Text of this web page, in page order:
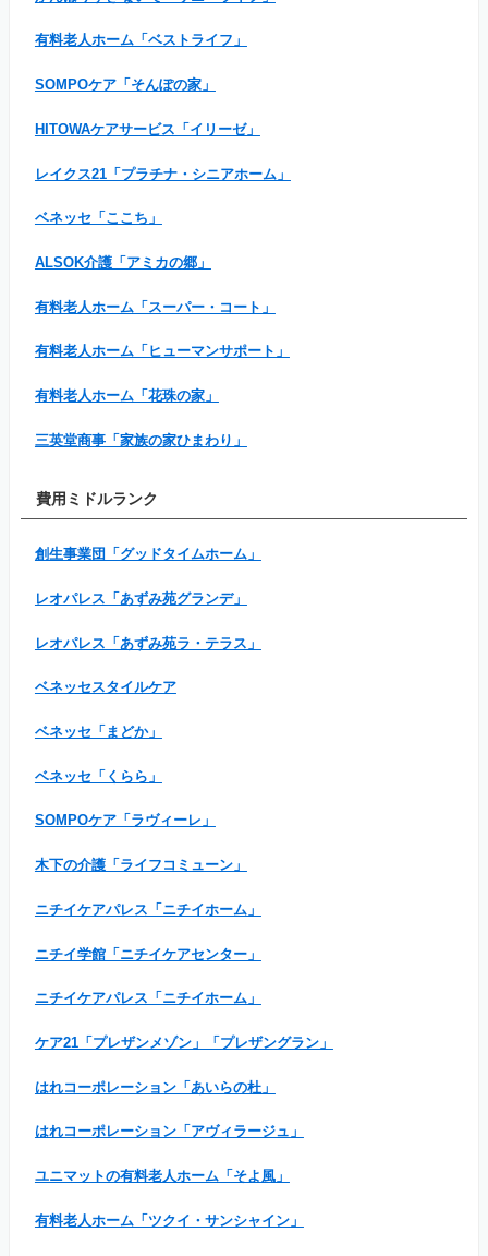
有料老人ホーム「ベストライフ」
SOMPOケア「そんぽの家」
HITOWAケアサービス「イリーゼ」
レイクス21「プラチナ・シニアホーム」
ベネッセ「ここち」
ALSOK介護「アミカの郷」
有料老人ホーム「スーパー・コート」
有料老人ホーム「ヒューマンサポート」
有料老人ホーム「花珠の家」
三英堂商事「家族の家ひまわり」
費用ミドルランク
創生事業団「グッドタイムホーム」
レオパレス「あずみ苑グランデ」
レオパレス「あずみ苑ラ・テラス」
ベネッセスタイルケア
ベネッセ「まどか」
ベネッセ「くらら」
SOMPOケア「ラヴィーレ」
木下の介護「ライフコミューン」
ニチイケアパレス「ニチイホーム」
ニチイ学館「ニチイケアセンター」
ニチイケアパレス「ニチイホーム」
ケア21「プレザンメゾン」「プレザングラン」
はれコーポレーション「あいらの杜」
はれコーポレーション「アヴィラージュ」
ユニマットの有料老人ホーム「そよ風」
有料老人ホーム「ツクイ・サンシャイン」